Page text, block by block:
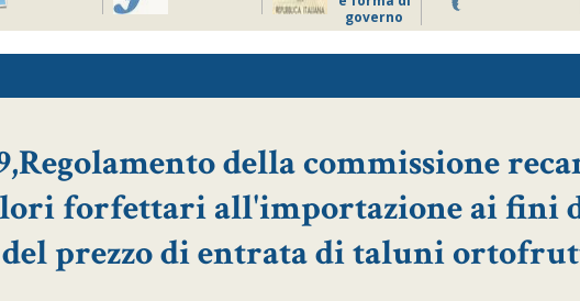
governo
della commissione
forfettari all'importazione ai fini
prezzo di entrata di taluni